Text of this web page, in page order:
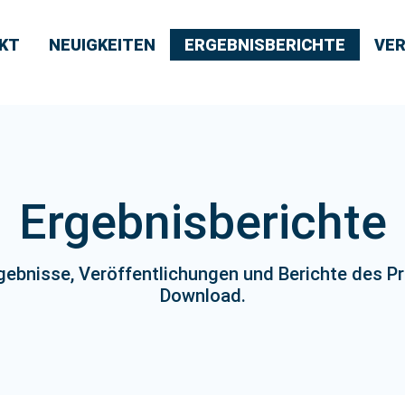
NEUIGKEITEN ERGEBNISBERICHTE
Ergebnisberichte
Veröffentlichungen und Berichte des
Download.